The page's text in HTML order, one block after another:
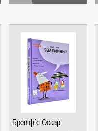
Бреніф´є Оскар